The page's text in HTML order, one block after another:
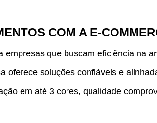
COM A E-
que buscam eficiência na
soluções confiáveis e
em até 3 cores, qualidade